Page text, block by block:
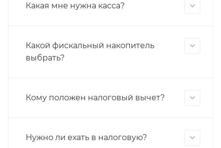
Какая мне нужна касса?
Какой фискальный накопитель
выбрать?
Кому положен налоговый вычет?
Нужно ли ехать в налоговую?